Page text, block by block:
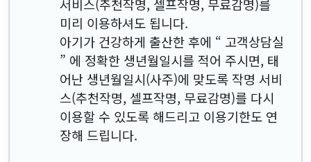
서비스(추천작명, 셀프작명, 무료감명)를
미리 이용하셔도 됩니다.
아기가 건강하게 출산한 후에 “ 고객상담실
” 에 정확한 생년월일시를 적어 주시면, 태
어난 생년월일시(사주)에 맞도록 작명 서비
스(추천작명, 셀프작명, 무료감명)를 다시
이용할 수 있도록 해드리고 이용기한도 연
장해 드립니다.